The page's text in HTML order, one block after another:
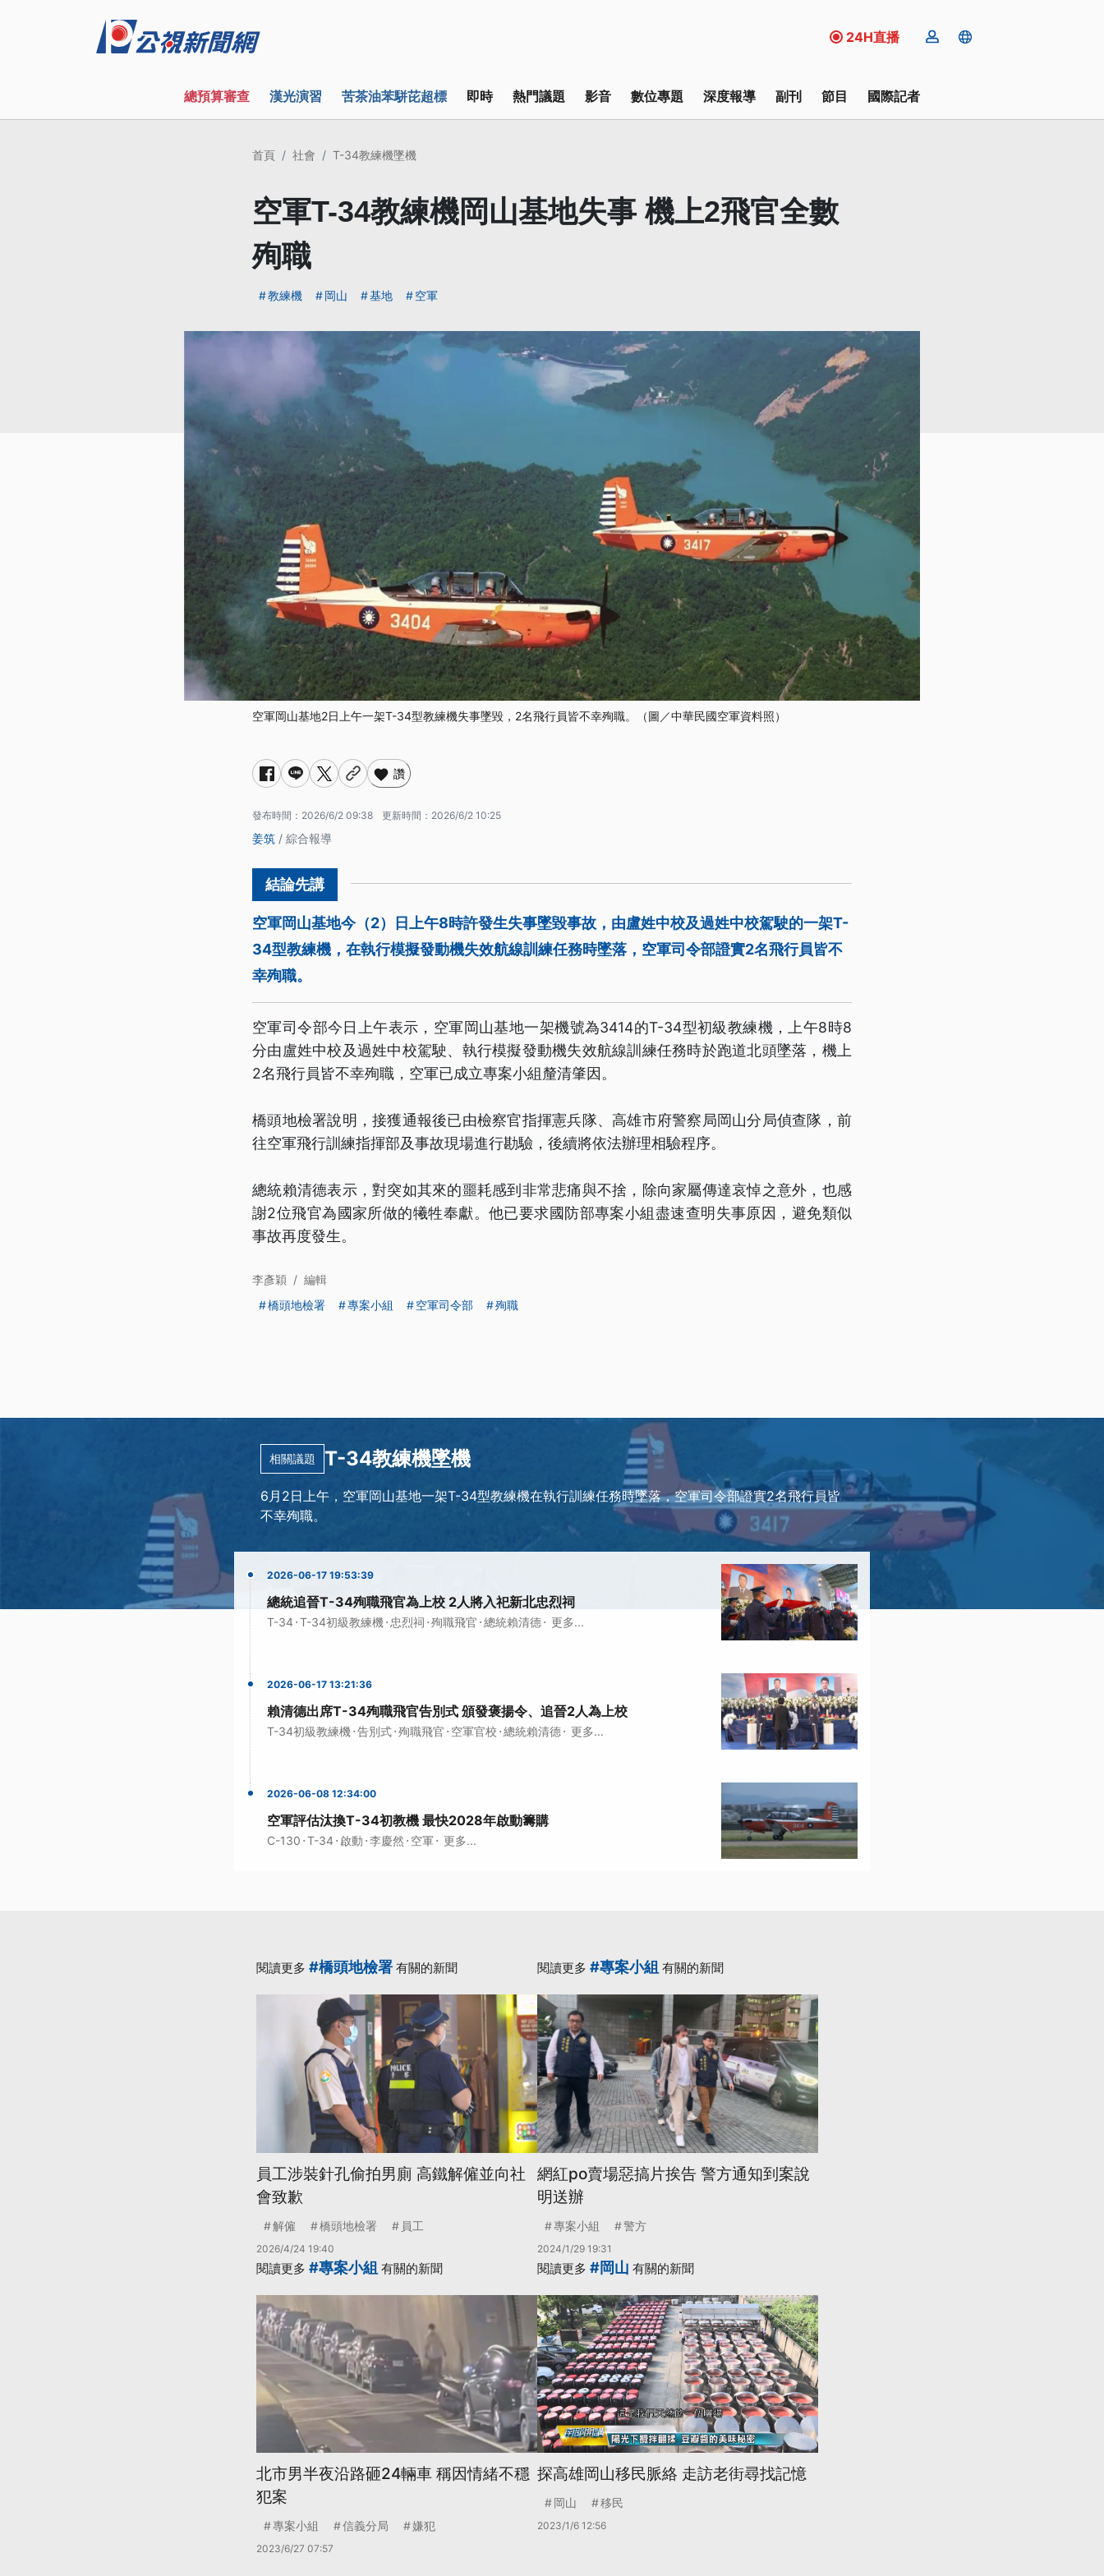
24H直播
總預算審查 漢光演習 苦茶油苯駢芘超標 即時 熱門議題 影音 數位專題 深度報導 副刊 節目 國際記者
首頁 社會 T-34教練機墜機
空軍T-34教練機岡山基地失事 機上2飛官全數
殉職
教練機 岡山 基地 空軍
空軍岡山基地2日上午一架T-34型教練機失事墜毀，2名飛行員皆不幸殉職。（圖／中華民國空軍資料照）
讚
發布時間： 2026/6/2 09:38 更新時間： 2026/6/2 10:25
姜筑 / 綜合報導
空軍岡山基地今（2）日上午8時許發生失事墜毀事故，由盧姓中校及過姓中校駕駛的一架T-
34型教練機，在執行模擬發動機失效航線訓練任務時墜落，空軍司令部證實2名飛行員皆不
幸殉職。
空軍司令部今日上午表示，空軍岡山基地一架機號為3414的T-34型初級教練機，上午8時8
分由盧姓中校及過姓中校駕駛、執行模擬發動機失效航線訓練任務時於跑道北頭墜落，機上
2名飛行員皆不幸殉職，空軍已成立專案小組釐清肇因。
橋頭地檢署說明，接獲通報後已由檢察官指揮憲兵隊、高雄市府警察局岡山分局偵查隊，前
往空軍飛行訓練指揮部及事故現場進行勘驗，後續將依法辦理相驗程序。
總統賴清德表示，對突如其來的噩耗感到非常悲痛與不捨，除向家屬傳達哀悼之意外，也感
謝2位飛官為國家所做的犧牲奉獻。他已要求國防部專案小組盡速查明失事原因，避免類似
事故再度發生。
李彥穎 / 編輯
橋頭地檢署
專案小組 空軍司令部 殉職
相關議題 T-34教練機墜機
6月2日上午，空軍岡山基地一架T-34型教練機在執行訓練任務時墜落，空軍司令部證實2名飛行員皆
不幸殉職。
2026-06-17 19:53:39
總統追晉T-34殉職飛官為上校 2人將入祀新北忠烈祠
T-34 ·T-34初級教練機 · 忠烈祠 ·殉職飛官 ·總統賴清德· 更多...
2026-06-17 13:21:36
賴清德出席T-34殉職飛官告別式 頒發褒揚令、追晉2人為上校
T-34初級教練機 ·告別式·殉職飛官 · 空軍官校 ·總統賴清德· 更多...
2026-06-08 12:34:00
空軍評估汰換T-34初教機 最快2028年啟動籌購
C-130 ·T-34 · 啟動 ·李慶然 · 空軍 · 更多...
閱讀更多 #橋頭地檢署 有關的新聞
員工涉裝針孔偷拍男廁 高鐵解僱並向社
會致歉
解僱 橋頭地檢署 員工
2026/4/24 19:40
閱讀更多 #專案小組 有關的新聞
網紅po賣場惡搞片挨告 警方通知到案說
明送辦
專案小組 警方
2024/1/29 19:31
閱讀更多 #專案小組 有關的新聞
北市男半夜沿路砸24輛車 稱因情緒不穩
犯案
專案小組 信義分局 嫌犯
2023/6/27 07:57
閱讀更多 #岡山 有關的新聞
探高雄岡山移民脈絡 走訪老街尋找記憶
岡山 移民
2023/1/6 12:56